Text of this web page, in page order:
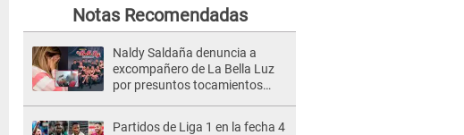
Notas Recomendadas
Naldy Saldaña denuncia a
excompañero de La Bella Luz
por presuntos tocamientos
Partidos de Liga 1 en la fecha 4